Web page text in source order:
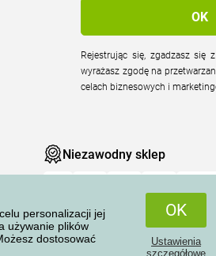
personalizacji jej
używanie plików
dostosować
OK
Ustawienia
szczegółowe
Rejestrując się, zgadzasz się z
wyrażasz zgodę na
celach biznesowych i
Niezawodny sklep